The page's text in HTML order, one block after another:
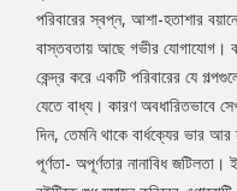
পরিবারের স্বপ্ন, আশা-হতাশার
বাস্তবতায় আছে গভীর যোগাযোগ।
কেন্দ্র করে একটি পরিবারের যে
যেতে বাধ্য। কারণ অবধারিতভাবে
দিন, তেমনি থাকে বার্ধক্যের ভার
পূর্ণতা- অপূর্ণতার নানাবিধ